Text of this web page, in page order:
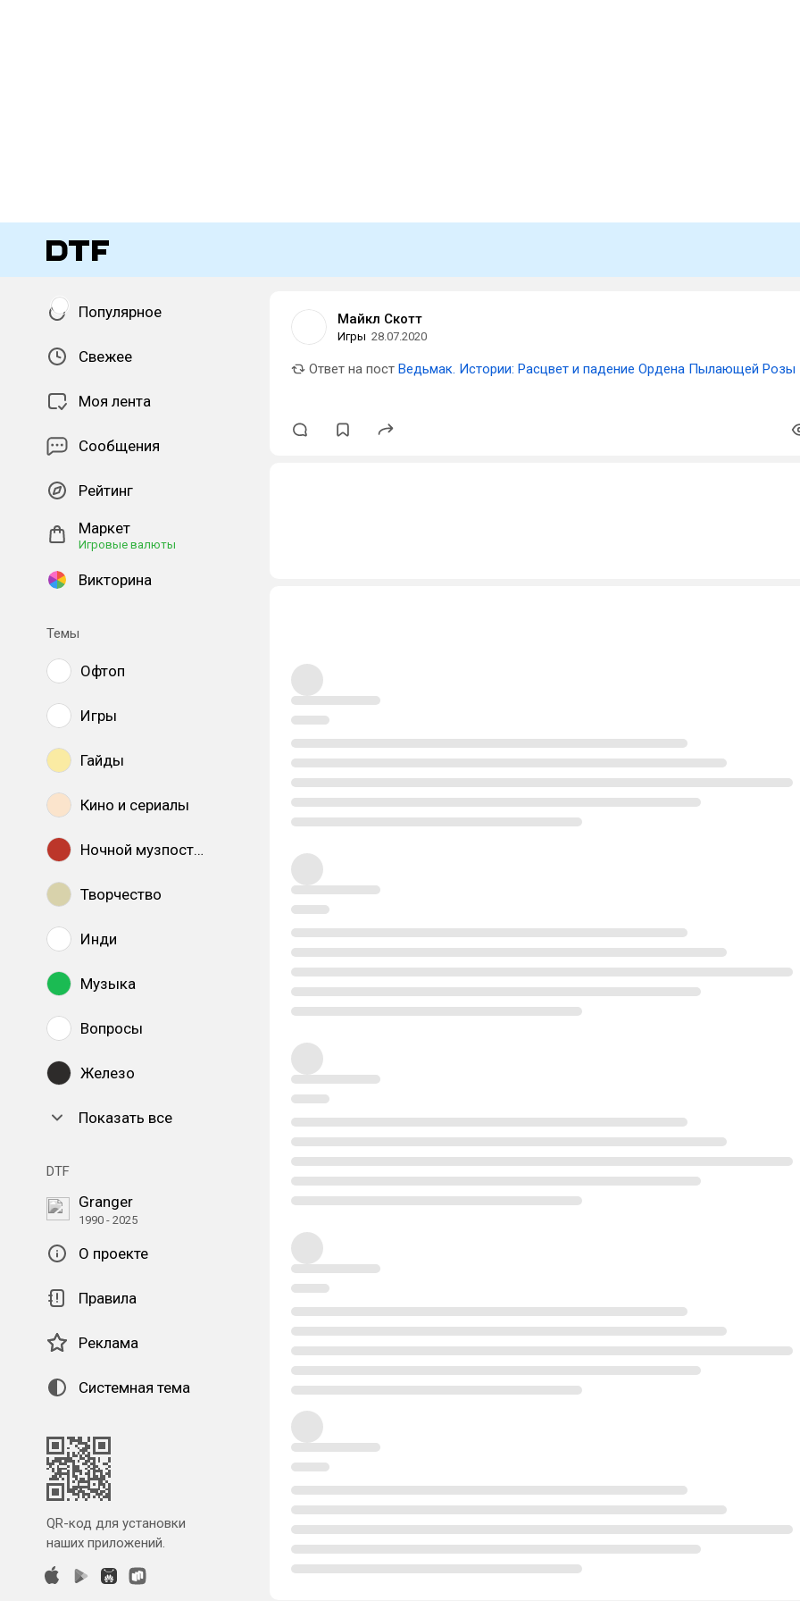
Популярное
Свежее
Моя лента
Сообщения
Рейтинг
Маркет
Игровые валюты
Викторина
Темы
Офтоп
Игры
Гайды
Кино и сериалы
Ночной музпостинг
Творчество
Инди
Музыка
Вопросы
Железо
Показать все
DTF
Granger
1990 - 2025
О проекте
Правила
Реклама
Системная тема
QR-код для установки
наших приложений.
Майкл Скотт
Игры 28.07.2020
Ответ на пост Ведьмак. Истории: Расцвет и падение Ордена Пылающей Розы